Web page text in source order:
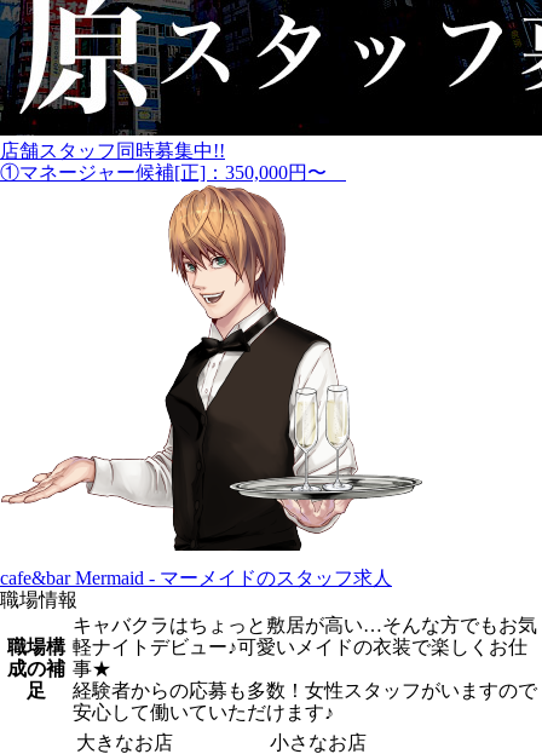
店舗スタッフ同時募集中!!
①マネージャー候補[正]：350,000円〜
cafe&bar Mermaid - マーメイドのスタッフ求人
職場情報
職場構
成の補
足
キャバクラはちょっと敷居が高い…そんな方でもお気
軽ナイトデビュー♪可愛いメイドの衣装で楽しくお仕
事★
経験者からの応募も多数！女性スタッフがいますので
安心して働いていただけます♪
大きなお店
小さなお店